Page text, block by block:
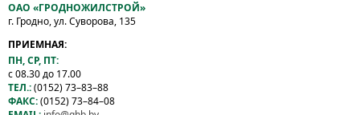
ОАО «ГРОДНОЖИЛСТРОЙ»
г. Гродно, ул. Суворова, 135
ПРИЕМНАЯ:
ПН, СР, ПТ:
с 08.30 до 17.00
ТЕЛ.:(0152) 73–83–88
ФАКС:(0152) 73–84–08